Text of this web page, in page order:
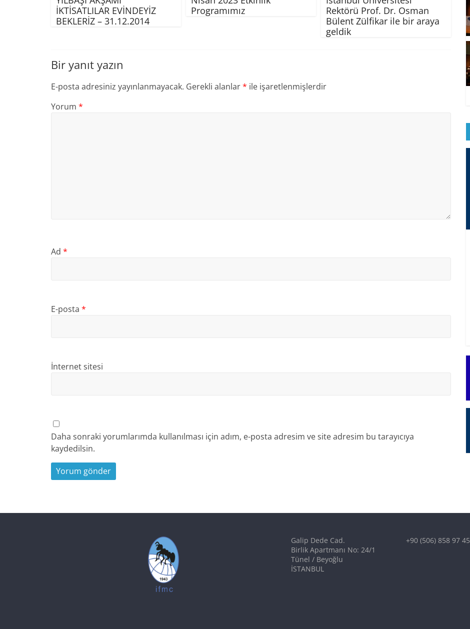
İKTİSATLILAR EVİNDEYİZ
BEKLERİZ – 31.12.2014
Programımız
Rektörü Prof. Dr. Osman
Bülent Zülfikar ile bir araya
geldik
Bir yanıt yazın
E-posta adresiniz yayınlanmayacak. Gerekli alanlar* ile işaretlenmişlerdir
Yorum *
Ad *
E-posta *
İnternet sitesi
Daha sonraki yorumlarımda kullanılması için adım, e-posta adresim ve site adresim bu tarayıcıya
kaydedilsin.
Galip Dede Cad.
Birlik Apartmanı No: 24/1
Tünel / Beyoğlu
İSTANBUL
+90 (506) 858 97 45